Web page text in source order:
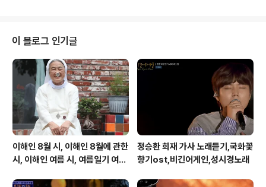
혼자 남으니 쓸쓸하네요 내 마음 허전하네요 생각하면 그
얼마나 정다웠던가 나혼자서 길을가면 눈앞을 가려 뜨거운
눈물이 흘러내리네 마음약해서 마음약해서 나는 너를 잡지
못했네 생각하면 그얼마나 행복했던가 나혼자서 길을가면
눈앞을 가려 뜨거운 눈물이 흘러내리네 마음약해서 마음약
해서 가는 너를 잡지 못했네 마음약해서..
이 블로그 인기글
이해인 8월 시, 이해인 8월에 관한
시, 이해인 여름 시, 여름일기 여름
정승환 희재 가사 노래듣기,국화꽃
향기ost,비긴어게인,성시경노래